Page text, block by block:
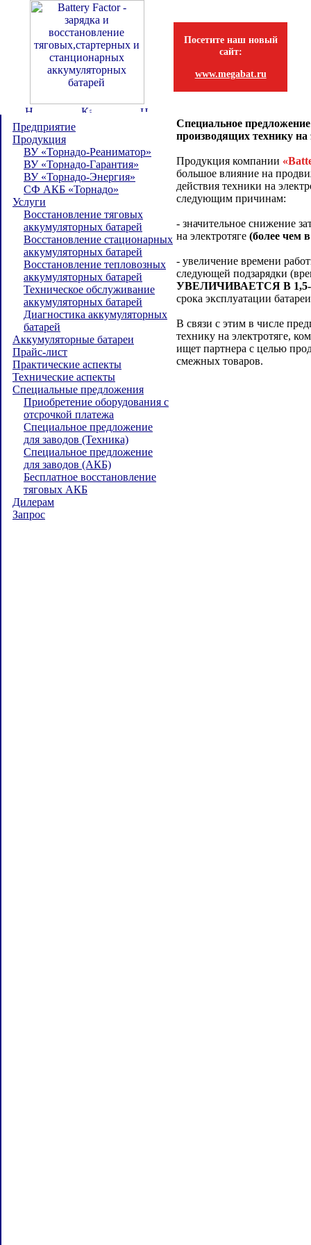
Посетите наш новый
сайт:
www.megabat.ru
Предприятие
Продукция
ВУ «Торнадо-Реаниматор»
ВУ «Торнадо-Гарантия»
ВУ «Торнадо-Энергия»
СФ АКБ «Торнадо»
Услуги
Восстановление тяговых
аккумуляторных батарей
Восстановление стационарных
аккумуляторных батарей
Восстановление тепловозных
аккумуляторных батарей
Техническое обслуживание
аккумуляторных батарей
Диагностика аккумуляторных
батарей
Аккумуляторные батареи
Прайс-лист
Практические аспекты
Технические аспекты
Специальные предложения
Приобретение оборудования с
отсрочкой платежа
Специальное предложение
для заводов (Техника)
Специальное предложение
для заводов (АКБ)
Бесплатное восстановление
тяговых АКБ
Дилерам
Запрос
Специальное
производящих технику на
Продукция компании
большое влияние на
действия техники на
следующим причинам:
- значительное снижение
на электротяге (более чем
- увеличение времени
следующей подзарядки
УВЕЛИЧИВАЕТСЯ В 1,5-
срока эксплуатации
В связи с этим в числе
технику на электротяге,
ищет партнера с целью
смежных товаров.